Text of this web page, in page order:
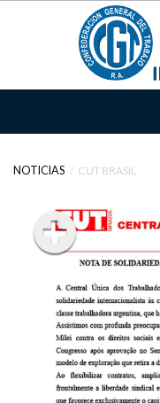
INICIO
INSTITUCIONAL
ÁREAS
DOCUMENTOS
NOTICIAS
NOTICIAS CUT BRASIL